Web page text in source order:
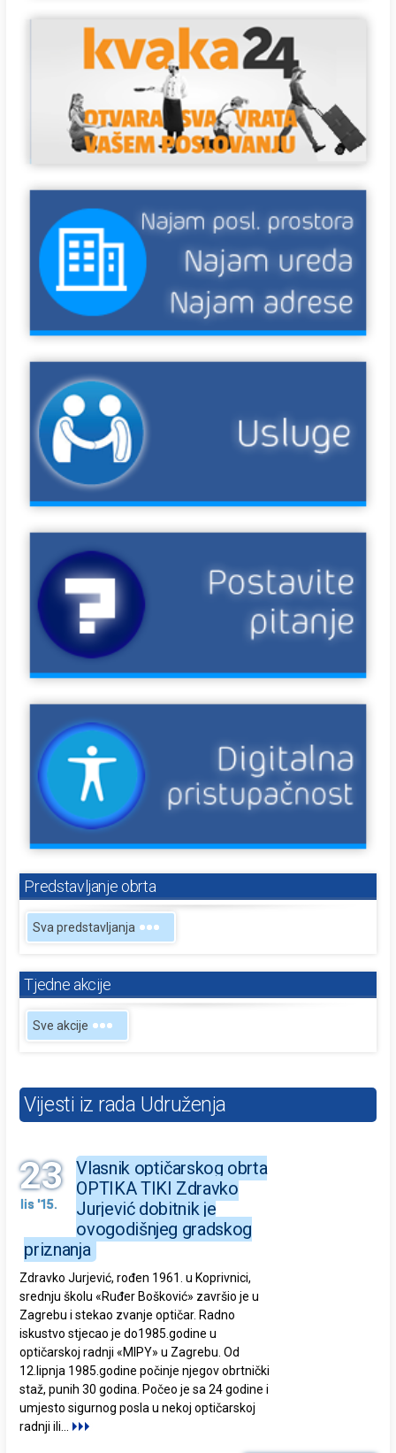
Predstavljanje obrta
Sva predstavljanja
Tjedne akcije
Sve akcije
Vijesti iz rada Udruženja
23
lis '15.
Vlasnik optičarskog obrta
OPTIKA TIKI Zdravko
Jurjević dobitnik je
ovogodišnjeg gradskog
priznanja
Zdravko Jurjević, rođen 1961. u Koprivnici,
srednju školu «Ruđer Bošković» završio je u
Zagrebu i stekao zvanje optičar. Radno
iskustvo stjecao je do1985.godine u
optičarskoj radnji «MIPY» u Zagrebu. Od
12.lipnja 1985.godine počinje njegov obrtnički
staž, punih 30 godina. Počeo je sa 24 godine i
umjesto sigurnog posla u nekoj optičarskoj
radnji ili...